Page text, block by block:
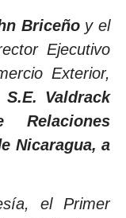
Briceñoy el
Ejecutivo
Exterior,
Valdrack
Relaciones
Nicaragua, a
el Primer